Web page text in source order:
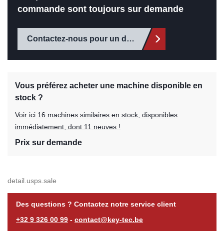
commande sont toujours sur demande
Contactez-nous pour un devis
Vous préférez acheter une machine disponible en
stock ?
Voir ici 16 machines similaires en stock, disponibles
immédiatement, dont 11 neuves !
Prix sur demande
detail.usps.sale
Des questions ? Contactez notre service client
+32 9 326 00 99 - contact@key-tec.be